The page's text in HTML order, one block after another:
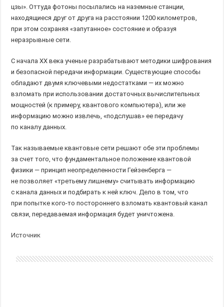
цзы». Оттуда фотоны посылались на наземные станции,
находящиеся друг от друга на расстоянии 1200 километров,
при этом сохраняя «запутанное» состояние и образуя
неразрывные сети.
С начала XX века ученые разрабатывают методики шифрования
и безопасной передачи информации. Существующие способы
обладают двумя ключевыми недостатками — их можно
взломать при использовании достаточных вычислительных
мощностей (к примеру, квантового компьютера), или же
информацию можно извлечь, «подслушав» ее передачу
по каналу данных.
Так называемые квантовые сети решают обе эти проблемы
за счет того, что фундаментальное положение квантовой
физики — принцип неопределенности Гейзенберга —
не позволяет «третьему лишнему» считывать информацию
с канала данных и подбирать к ней ключ. Дело в том, что
при попытке кого-то постороннего взломать квантовый канал
связи, передаваемая информация будет уничтожена.
Источник